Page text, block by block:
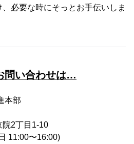
、必要な時にそっとお手伝いしま
問い合わせは…
本部
院2丁⽬1-10
11:00〜16:00)